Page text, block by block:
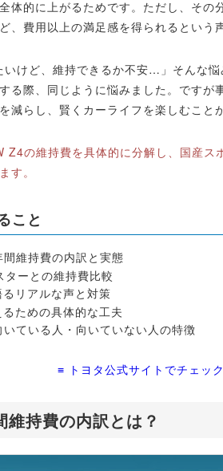
体的に上がるためです。ただし、その
、費用以上の満足感を得られるという
いけど、維持できるか不安…」そんな
る際、同じように悩みました。ですが
減らし、賢くカーライフを楽しむこと
Z4の維持費を具体的に分解し、国産ス
す。
こと
維持費の内訳と実態
ターとの維持費比較
リアルな声と対策
ための具体的な工夫
ている人・向いていない人の特徴
≡ トヨタ公式サイトでチェック
持費の内訳とは？